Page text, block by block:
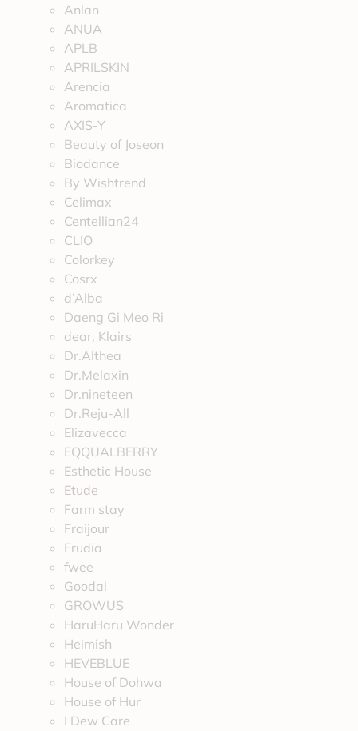
Anlan
ANUA
APLB
APRILSKIN
Arencia
Aromatica
AXIS-Y
Beauty of Joseon
Biodance
By Wishtrend
Celimax
Centellian24
CLIO
Colorkey
Cosrx
d’Alba
Daeng Gi Meo Ri
dear, Klairs
Dr.Althea
Dr.Melaxin
Dr.nineteen
Dr.Reju-All
Elizavecca
EQQUALBERRY
Esthetic House
Etude
Farm stay
Fraijour
Frudia
fwee
Goodal
GROWUS
HaruHaru Wonder
Heimish
HEVEBLUE
House of Dohwa
House of Hur
I Dew Care